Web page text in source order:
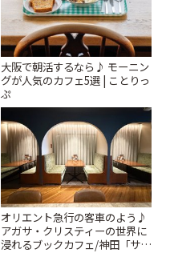
大阪で朝活するなら♪ モーニン
グが人気のカフェ5選 | ことりっ
ぷ
オリエント急行の客車のよう♪
アガサ・クリスティーの世界に
浸れるブックカフェ/神田「サロ